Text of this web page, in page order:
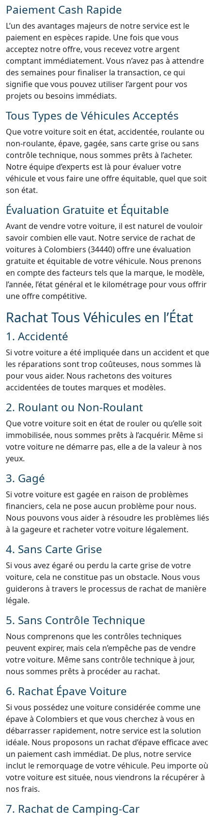
Paiement Cash Rapide
L’un des avantages majeurs de notre service est le
paiement en espèces rapide. Une fois que vous
acceptez notre offre, vous recevez votre argent
comptant immédiatement. Vous n’avez pas à attendre
des semaines pour finaliser la transaction, ce qui
signifie que vous pouvez utiliser l’argent pour vos
projets ou besoins immédiats.
Tous Types de Véhicules Acceptés
Que votre voiture soit en état, accidentée, roulante ou
non-roulante, épave, gagée, sans carte grise ou sans
contrôle technique, nous sommes prêts à l’acheter.
Notre équipe d’experts est là pour évaluer votre
véhicule et vous faire une offre équitable, quel que soit
son état.
Évaluation Gratuite et Équitable
Avant de vendre votre voiture, il est naturel de vouloir
savoir combien elle vaut. Notre service de rachat de
voitures à Colombiers (34440) offre une évaluation
gratuite et équitable de votre véhicule. Nous prenons
en compte des facteurs tels que la marque, le modèle,
l’année, l’état général et le kilométrage pour vous offrir
une offre compétitive.
Rachat Tous Véhicules en l’État
1. Accidenté
Si votre voiture a été impliquée dans un accident et que
les réparations sont trop coûteuses, nous sommes là
pour vous aider. Nous rachetons des voitures
accidentées de toutes marques et modèles.
2. Roulant ou Non-Roulant
Que votre voiture soit en état de rouler ou qu’elle soit
immobilisée, nous sommes prêts à l’acquérir. Même si
votre voiture ne démarre pas, elle a de la valeur à nos
yeux.
3. Gagé
Si votre voiture est gagée en raison de problèmes
financiers, cela ne pose aucun problème pour nous.
Nous pouvons vous aider à résoudre les problèmes liés
à la gageure et racheter votre voiture légalement.
4. Sans Carte Grise
Si vous avez égaré ou perdu la carte grise de votre
voiture, cela ne constitue pas un obstacle. Nous vous
guiderons à travers le processus de rachat de manière
légale.
5. Sans Contrôle Technique
Nous comprenons que les contrôles techniques
peuvent expirer, mais cela n’empêche pas de vendre
votre voiture. Même sans contrôle technique à jour,
nous sommes prêts à procéder au rachat.
6. Rachat Épave Voiture
Si vous possédez une voiture considérée comme une
épave à Colombiers et que vous cherchez à vous en
débarrasser rapidement, notre service est la solution
idéale. Nous proposons un rachat d’épave efficace avec
un paiement cash immédiat. De plus, notre service
inclut le remorquage de votre véhicule. Peu importe où
votre voiture est située, nous viendrons la récupérer à
nos frais.
7. Rachat de Camping-Car